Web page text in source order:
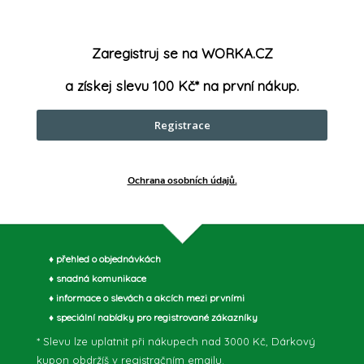
hustotou.
parametry může výrobce změnit bez předchozího upozornění. Obrázky mají ilustrační
Zaregistruj se na WORKA.CZ
a získej slevu 100 Kč* na první nákup.
Registrace
Ochrana osobních údajů.
♦ přehled o objednávkách
♦ snadná komunikace
♦ informace o slevách a akcích mezi prvními
♦ speciální nabídky pro registrované zákazníky
* Slevu lze uplatnit při nákupech nad 3000 Kč, Dárkový
kupon obdržíš v registračním emailu.